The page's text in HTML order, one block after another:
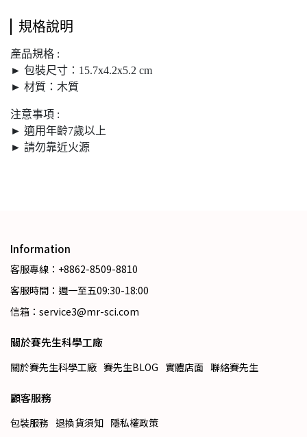
規格說明
產品規格 :
► 包裝尺寸：15.7x4.2x5.2 cm
► 材質：木質
注意事項 :
► 適用年齡7歲以上
► 請勿靠近火源
Information
客服專線：+8862-8509-8810
客服時間：週一至五09:30-18:00
信箱：service3@mr-sci.com
關於賽先生科學工廠
關於賽先生科學工廠 賽先生BLOG 實體店面 聯絡賽先生
顧客服務
包裝服務 退換貨須知 隱私權政策